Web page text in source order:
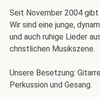
Seit November 2004 gibt
Wir sind eine junge,
und auch ruhige Lieder
christlichen Musikszene.
Unsere Besetzung:
Perkussion und Gesang.